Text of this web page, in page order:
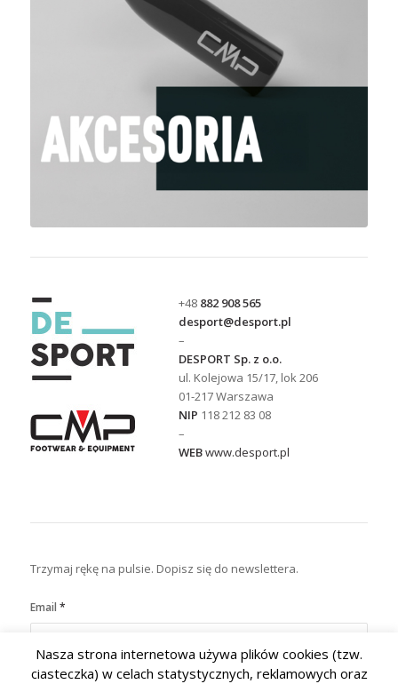
+48 882 908 565
desport@desport.pl
–
DESPORT Sp. z o.o.
ul. Kolejowa 15/17, lok 206
01-217 Warszawa
NIP 118 212 83 08
–
WEBwww.desport.pl
Trzymaj rękę na pulsie. Dopisz się do newslettera.
Email *
Nasza strona internetowa używa plików cookies (tzw.
ciasteczka) w celach statystycznych, reklamowych oraz